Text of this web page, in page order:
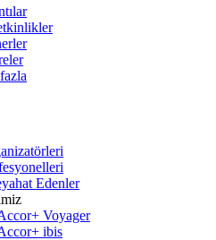
Edenler
Voyager
ibis